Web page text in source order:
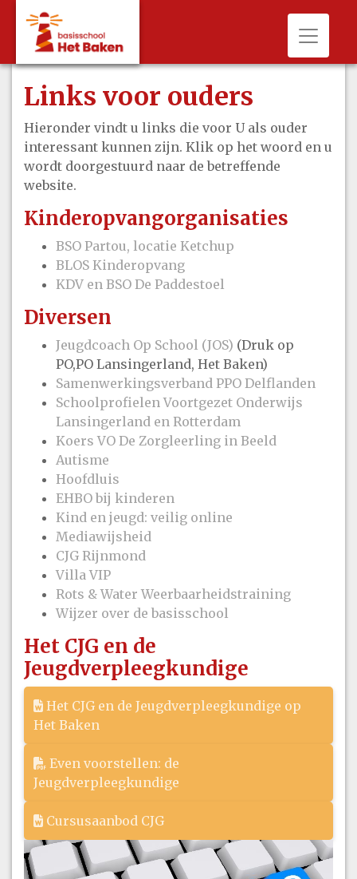
Links voor ouders
Hieronder vindt u links die voor U als ouder
interessant kunnen zijn. Klik op het woord en u
wordt doorgestuurd naar de betreffende
website.
Kinderopvangorganisaties
BSO Partou, locatie Ketchup
BLOS Kinderopvang
KDV en BSO De Paddestoel
Diversen
Jeugdcoach Op School (JOS) (Druk op
PO,PO Lansingerland, Het Baken)
Samenwerkingsverband PPO Delflanden
Schoolprofielen Voortgezet Onderwijs
Lansingerland en Rotterdam
Koers VO De Zorgleerling in Beeld
Autisme
Hoofdluis
EHBO bij kinderen
Kind en jeugd: veilig online
Mediawijsheid
CJG Rijnmond
Villa VIP
Rots & Water Weerbaarheidstraining
Wijzer over de basisschool
Het CJG en de
Jeugdverpleegkundige
Het CJG en de Jeugdverpleegkundige op
Het Baken
Even voorstellen: de
Jeugdverpleegkundige
Cursusaanbod CJG